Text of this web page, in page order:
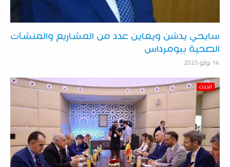
سايحي يدشن ويعاين عدد من المشاريع والمنشآت
الصحية ببومرداس
14 يوليو 2025
الحدث